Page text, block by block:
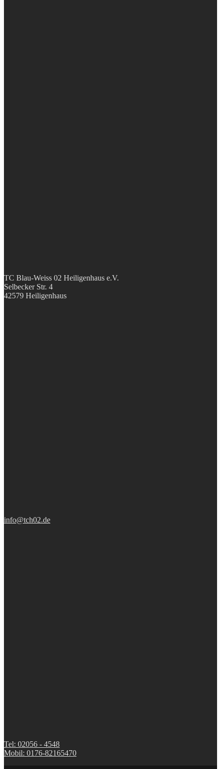
TC Blau-Weiss 02 Heiligenhaus e.V.
Selbecker Str. 4
42579 Heiligenhaus
info@tch02.de
Tel: 02056 - 4548
Mobil: 0176-82165470